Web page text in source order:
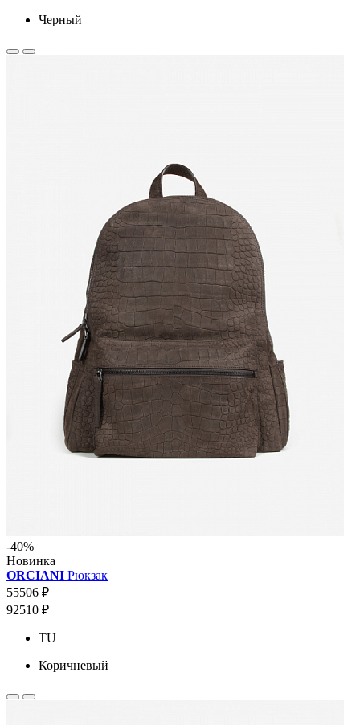
Черный
-40%
Новинка
ORCIANI Рюкзак
55506 ₽
92510 ₽
TU
Коричневый